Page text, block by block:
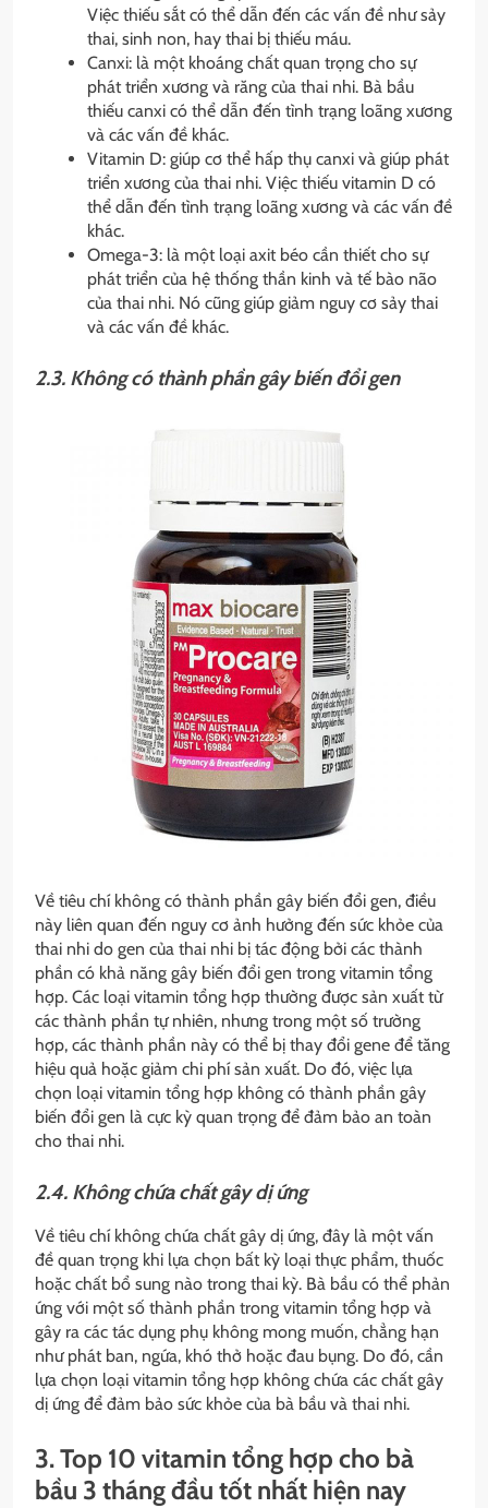
Việc thiếu sắt có thể dẫn đến các vấn đề như sảy
thai, sinh non, hay thai bị thiếu máu.
Canxi: là một khoáng chất quan trọng cho sự
phát triển xương và răng của thai nhi. Bà bầu
thiếu canxi có thể dẫn đến tình trạng loãng xương
và các vấn đề khác.
Vitamin D: giúp cơ thể hấp thụ canxi và giúp phát
triển xương của thai nhi. Việc thiếu vitamin D có
thể dẫn đến tình trạng loãng xương và các vấn đề
khác.
Omega-3: là một loại axit béo cần thiết cho sự
phát triển của hệ thống thần kinh và tế bào não
của thai nhi. Nó cũng giúp giảm nguy cơ sảy thai
và các vấn đề khác.
2.3. Không có thành phần gây biến đổi gen
Về tiêu chí không có thành phần gây biến đổi gen, điều
này liên quan đến nguy cơ ảnh hưởng đến sức khỏe của
thai nhi do gen của thai nhi bị tác động bởi các thành
phần có khả năng gây biến đổi gen trong vitamin tổng
hợp. Các loại vitamin tổng hợp thường được sản xuất từ
các thành phần tự nhiên, nhưng trong một số trường
hợp, các thành phần này có thể bị thay đổi gene để tăng
hiệu quả hoặc giảm chi phí sản xuất. Do đó, việc lựa
chọn loại vitamin tổng hợp không có thành phần gây
biến đổi gen là cực kỳ quan trọng để đảm bảo an toàn
cho thai nhi.
2.4. Không chứa chất gây dị ứng
Về tiêu chí không chứa chất gây dị ứng, đây là một vấn
đề quan trọng khi lựa chọn bất kỳ loại thực phẩm, thuốc
hoặc chất bổ sung nào trong thai kỳ. Bà bầu có thể phản
ứng với một số thành phần trong vitamin tổng hợp và
gây ra các tác dụng phụ không mong muốn, chẳng hạn
như phát ban, ngứa, khó thở hoặc đau bụng. Do đó, cần
lựa chọn loại vitamin tổng hợp không chứa các chất gây
dị ứng để đảm bảo sức khỏe của bà bầu và thai nhi.
3. Top 10 vitamin tổng hợp cho bà
bầu 3 tháng đầu tốt nhất hiện nay